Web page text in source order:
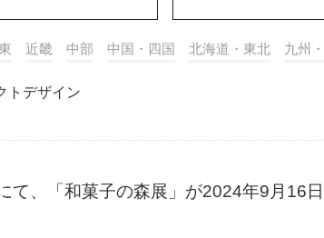
近畿 中部 中国・四国 北海道・東北 九州
トデザイン
て、「和菓子の森展」が2024年9月16日